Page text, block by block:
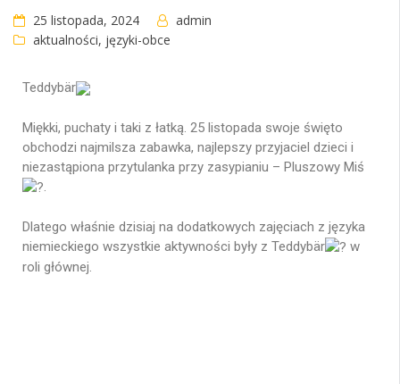
25 listopada, 2024
admin
aktualności, języki-obce
Teddybär
Miękki, puchaty i taki z łatką. 25 listopada swoje święto
obchodzi najmilsza zabawka, najlepszy przyjaciel dzieci i
niezastąpiona przytulanka przy zasypianiu – Pluszowy Miś
.
Dlatego właśnie dzisiaj na dodatkowych zajęciach z języka
niemieckiego wszystkie aktywności były z Teddybär
w
roli głównej.